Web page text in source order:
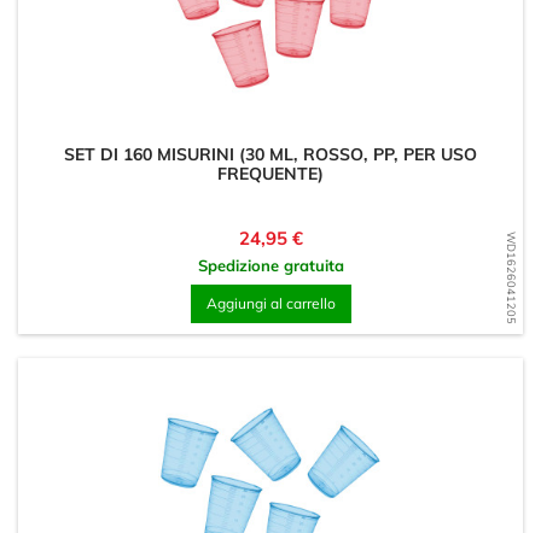
WD1626041205
SET DI 160 MISURINI (30 ML, ROSSO, PP, PER USO
FREQUENTE)
Prezzo
24,95 €
Spedizione gratuita
Aggiungi al carrello